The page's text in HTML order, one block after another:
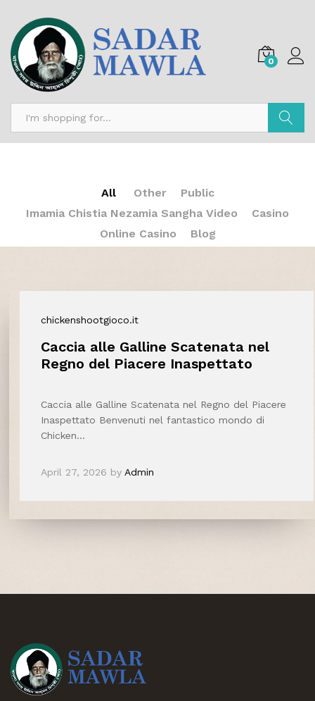
0
All Other
Public
Imamia Chistia Nezamia Sangha Video
Casino
Online Casino
Blog
chickenshootgioco.it
Caccia alle Galline Scatenata nel
Regno del Piacere Inaspettato
Caccia alle Galline Scatenata nel Regno del Piacere
Inaspettato Benvenuti nel fantastico mondo di
Chicken…
April 27, 2026 by Admin